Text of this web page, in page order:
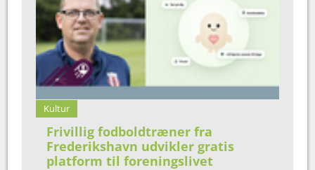
Kultur
Frivillig fodboldtræner fra
Frederikshavn udvikler gratis
platform til foreningslivet